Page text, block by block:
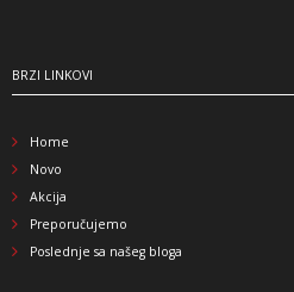
BRZI LINKOVI
Home
Novo
Akcija
Preporučujemo
Poslednje sa našeg bloga